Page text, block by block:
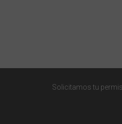
Solicitamos tu